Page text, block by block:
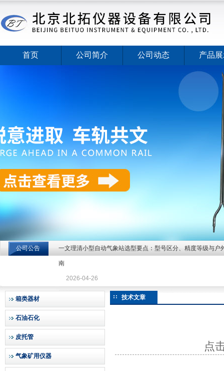
北京北拓仪器设备有限公司
首页 公司简介 公司动态 产品
公司公告 一文理清小型自动气象站选型要点：型号区分、精度等级与户
南
2026-04-26
箱类器材
石油石化
皮托管
气象矿用仪器
技术文章
点